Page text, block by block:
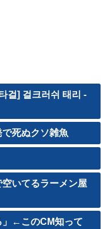
걸] 걸크러쉬 태리 -
死ぬクソ雑魚
空いてるラーメン屋
」←このCM知って